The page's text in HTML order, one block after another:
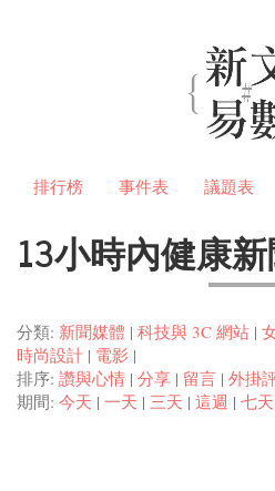
排行榜 事件表 議題表
13小時內健康
分類: 新聞媒體 | 科技與 3C 網站 |
時尚設計 | 電影 |
排序: 讚與心情 | 分享 | 留言 | 外掛
期間: 今天 | 一天 | 三天 | 這週 | 七天